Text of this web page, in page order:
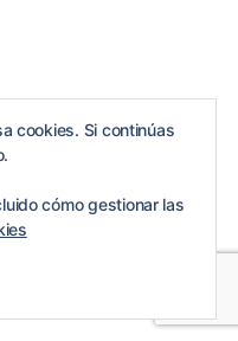
cookies. Si continúas
cómo gestionar las